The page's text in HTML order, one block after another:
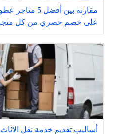
مقارنة بين
على خصم حصري من كل متجر
أساليب تقديم خدمة نقل الاثاث